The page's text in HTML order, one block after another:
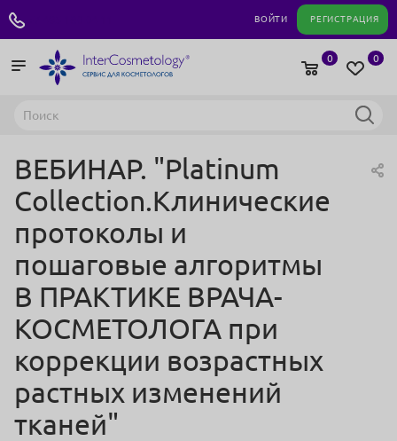
ВОЙТИ РЕГИСТРАЦИЯ
0
0
ВЕБИНАР. "Platinum
Collection.Клинические
протоколы и
пошаговые алгоритмы
В ПРАКТИКЕ ВРАЧА-
КОСМЕТОЛОГА при
коррекции возрастных
растных изменений
тканей"